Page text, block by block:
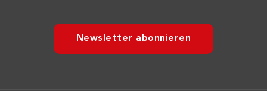
Newsletter abonnieren